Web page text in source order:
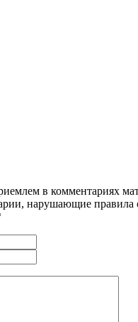
в комментариях
нарушающие правила